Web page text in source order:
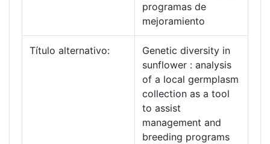
programas de
mejoramiento
Título alternativo:
Genetic diversity in
sunflower : analysis
of a local germplasm
collection as a tool
to assist
management and
breeding programs